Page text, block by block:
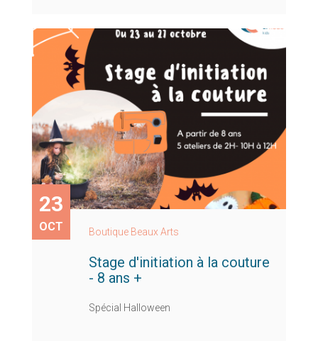
23
OCT Boutique Beaux Arts
Stage d'initiation à la couture
- 8 ans +
Spécial Halloween